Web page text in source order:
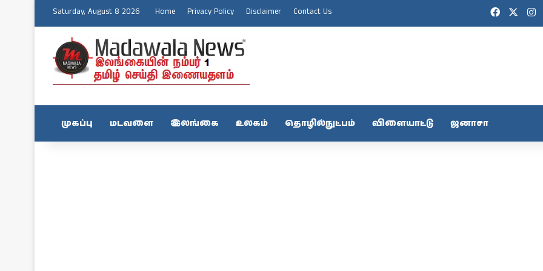
Saturday, August 8 2026 Home Privacy Policy Disclaimer Contact Us Facebook
முகப்பு மடவளை இலங்கை உலகம் தொழில்நுட்பம் விளையாட்டு ஜனாசா